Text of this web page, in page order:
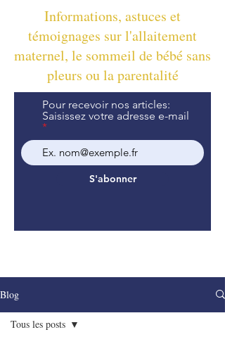
Informations, astuces et
témoignages sur l'allaitement
maternel, le sommeil de bébé sans
pleurs ou la parentalité
Pour recevoir nos articles:
Saisissez votre adresse e-mail
S'abonner
Blog
Tous les posts